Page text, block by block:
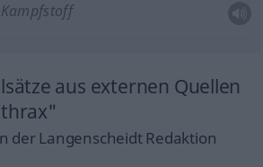
Kampfstoff
aus externen Quellen
der Langenscheidt Redaktion